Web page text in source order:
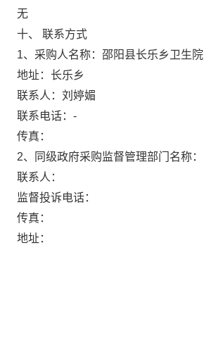
无
十、 联系方式
1、采购人名称： 邵阳县长乐乡卫生院
地址： 长乐乡
联系人： 刘婷媚
联系电话： -
传真：
2、同级政府采购监督管理部门名称：
联系人：
监督投诉电话：
传真：
地址：